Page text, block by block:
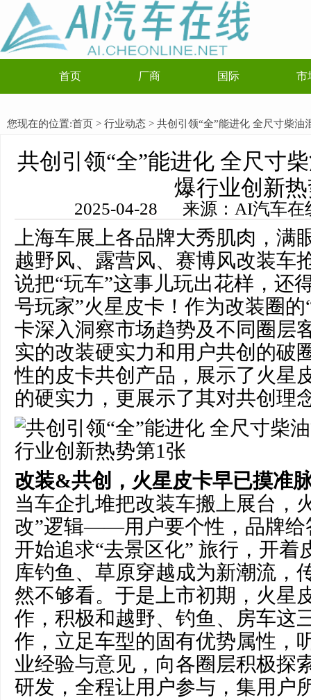
首页 厂商 国际 市
您现在的位置:首页 > 行业动态 > 共创引领“全”能进化 全尺寸柴
共创引领“全”能进化 全尺寸
爆行业创新
2025-04-28 来源：AI汽车
上海车展上各品牌大秀肌肉，满
越野风、露营风、赛博风改装车
说把“玩车”这事儿玩出花样，还
号玩家”火星皮卡！作为改装圈
卡深入洞察市场趋势及不同圈层
实的改装硬实力和用户共创的破
性的皮卡共创产品，展示了火星
的硬实力，更展示了其对共创理
改装&共创，火星皮卡早已摸准
当车企扎堆把改装车搬上展台，
改”逻辑——用户要个性，品牌给
开始追求“去景区化” 旅行，开着
库钓鱼、草原穿越成为新潮流，
然不够看。于是上市初期，火星
作，积极和越野、钓鱼、房车这
作，立足车型的固有优势属性，
业经验与意见，向各圈层积极探
研发，全程让用户参与，集用户